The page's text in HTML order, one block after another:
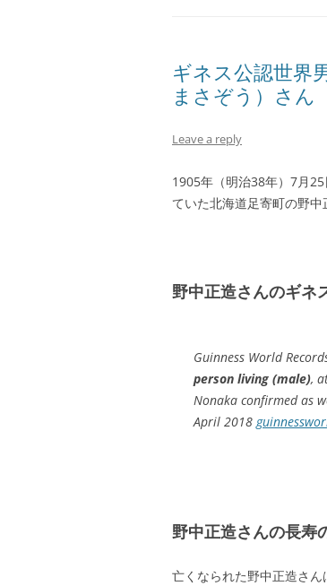
ギネス公認世界
まさぞう）さん
Leave a reply
1905年（明治38年）7月
ていた北海道足寄町の野
野中正造さんのギネ
Guinness World
person living (male),
Nonaka confirmed as
April 2018
野中正造さんの長寿
亡くなられた野中正造さ